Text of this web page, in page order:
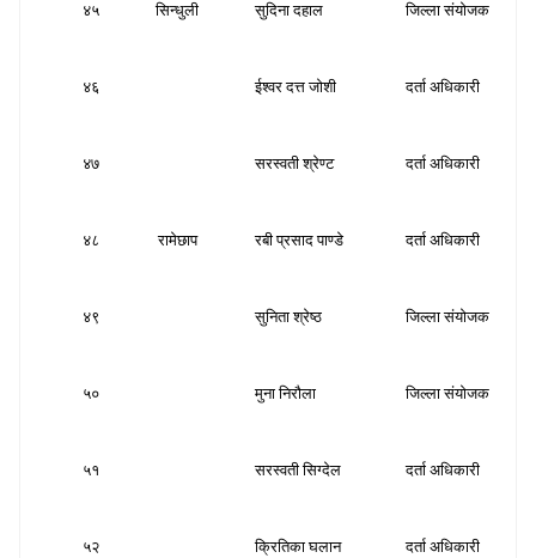
सिन्धुली
४५ सुदिना दहाल जिल्ला संयोजक
४६ ईश्वर दत्त जोशी दर्ता अधिकारी
४७
रामेछाप
सरस्वती श्रेण्ट दर्ता अधिकारी
४८ रबी प्रसाद पाण्डे दर्ता अधिकारी
४९ सुनिता श्रेष्ठ जिल्ला संयोजक
५० मुना निरौला जिल्ला संयोजक
५१ सरस्वती सिग्देल दर्ता अधिकारी
५२ क्रितिका घलान दर्ता अधिकारी